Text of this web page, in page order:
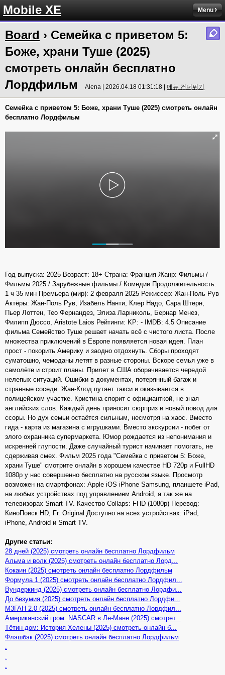
Mobile XE Menu
Board › Семейка с приветом 5:
Боже, храни Туше (2025)
смотреть онлайн бесплатно
Лордфильм
Alena | 2026.04.18 01:31:18 | 메뉴 건너뛰기
Семейка с приветом 5: Боже, храни Туше (2025) смотреть онлайн
бесплатно Лордфильм
Год выпуска: 2025 Возраст: 18+ Страна: Франция Жанр: Фильмы /
Фильмы 2025 / Зарубежные фильмы / Комедии Продолжительность:
1 ч 35 мин Премьера (мир): 2 февраля 2025 Режиссер: Жан-Поль Рув
Актёры: Жан-Поль Рув, Изабель Нанти, Клер Надо, Сара Штерн,
Пьер Лоттен, Тео Фернандез, Элиза Ларниколь, Бернар Менез,
Филипп Дюссо, Aristote Laios Рейтинги: KP: - IMDB: 4.5 Описание
фильма Семейство Туше решает начать всё с чистого листа. После
множества приключений в Европе появляется новая идея. План
прост - покорить Америку и заодно отдохнуть. Сборы проходят
суматошно, чемоданы летят в разные стороны. Вскоре семья уже в
самолёте и строит планы. Прилет в США оборачивается чередой
нелепых ситуаций. Ошибки в документах, потерянный багаж и
странные соседи. Жан-Клод путает такси и оказывается в
полицейском участке. Кристина спорит с официанткой, не зная
английских слов. Каждый день приносит сюрприз и новый повод для
ссоры. Но дух семьи остаётся сильным, несмотря на хаос. Вместо
гида - карта из магазина с игрушками. Вместо экскурсии - побег от
злого охранника супермаркета. Юмор рождается из непонимания и
искренней глупости. Даже случайный турист начинает помогать, не
сдерживая смех. Фильм 2025 года "Семейка с приветом 5: Боже,
храни Туше" смотрите онлайн в хорошем качестве HD 720p и FullHD
1080p у нас совершенно бесплатно на русском языке. Просмотр
возможен на смартфонах: Apple iOS iPhone Samsung, планшете iPad,
на любых устройствах под управлением Android, а так же на
телевизорах Smart TV. Качество Collaps: FHD (1080p) Перевод:
КиноПоиск HD, Fr. Original Доступно на всех устройствах: iPad,
iPhone, Android и Smart TV.
Другие статьи:
28 дней (2025) смотреть онлайн бесплатно Лордфильм
Альма и волк (2025) смотреть онлайн бесплатно Лорд...
Кокаин (2025) смотреть онлайн бесплатно Лордфильм
Формула 1 (2025) смотреть онлайн бесплатно Лордфил...
Вундеркинд (2025) смотреть онлайн бесплатно Лордфи...
До безумия (2025) смотреть онлайн бесплатно Лордфи...
М3ГАН 2.0 (2025) смотреть онлайн бесплатно Лордфил...
Американский гром: NASCAR в Ле-Мане (2025) смотрет...
Тётин дом: История Хелены (2025) смотреть онлайн б...
Флэшбэк (2025) смотреть онлайн бесплатно Лордфильм
.
.
.